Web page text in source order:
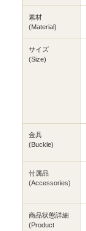
素材
(Material)
サイズ
(Size)
金具
(Buckle)
付属品
(Accessories)
商品状態詳細
(Product